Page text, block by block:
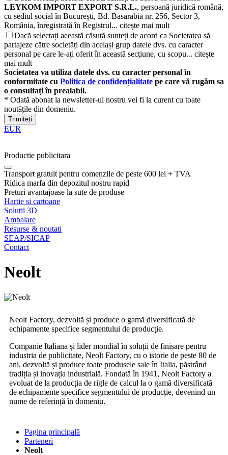
LEYKOM IMPORT EXPORT S.R.L., persoană juridică română,
cu sediul social în București, Bd. Basarabia nr. 256, Sector 3,
România, înregistrată în Registrul... citește mai mult
Dacă selectați această căsută sunteți de acord ca Societatea să
partajeze către societăți din același grup datele dvs. cu caracter
personal pe care le-ați oferit în această secțiune, cu scopu... citește
mai mult
Societatea va utiliza datele dvs. cu caracter personal în
conformitate cu Politica de confidențialitate pe care vă rugăm sa
o consultați în prealabil.
* Odată abonat la newsletter-ul nostru vei fi la curent cu toate
noutățile din domeniu.
Trimiteți
EUR
Productie publicitara
Transport gratuit pentru comenzile de peste 600 lei + TVA
Ridica marfa din depozitul nostru rapid
Preturi avantajoase la sute de produse
Hartie si cartoane
Solutii 3D
Ambalare
Resurse & noutati
SEAP/SICAP
Contact
Neolt
Neolt Factory, dezvoltă și produce o gamă diversificată de
echipamente specifice segmentului de producție.
Companie Italiana și lider mondial în soluții de finisare pentru
industria de publicitate, Neolt Factory, cu o istorie de peste 80 de
ani, dezvoltă și produce toate produsele sale în Italia, păstrând
tradiția și inovația industrială. Fondată în 1941, Neolt Factory a
evoluat de la producția de rigle de calcul la o gamă diversificată
de echipamente specifice segmentului de producție, devenind un
nume de referință în domeniu.
Pagina principală
Parteneri
Neolt